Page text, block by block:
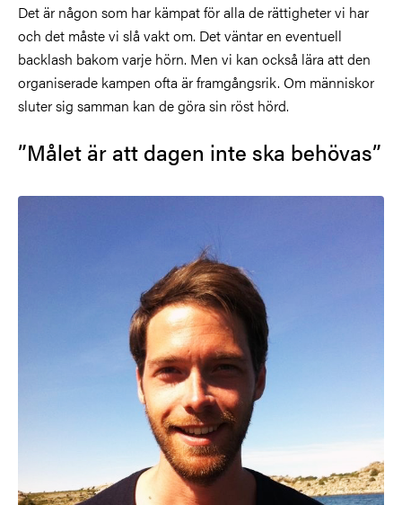
Det är någon som har kämpat för alla de rättigheter vi har
och det måste vi slå vakt om. Det väntar en eventuell
backlash bakom varje hörn. Men vi kan också lära att den
organiserade kampen ofta är framgångsrik. Om människor
sluter sig samman kan de göra sin röst hörd.
”Målet är att dagen inte ska behövas”